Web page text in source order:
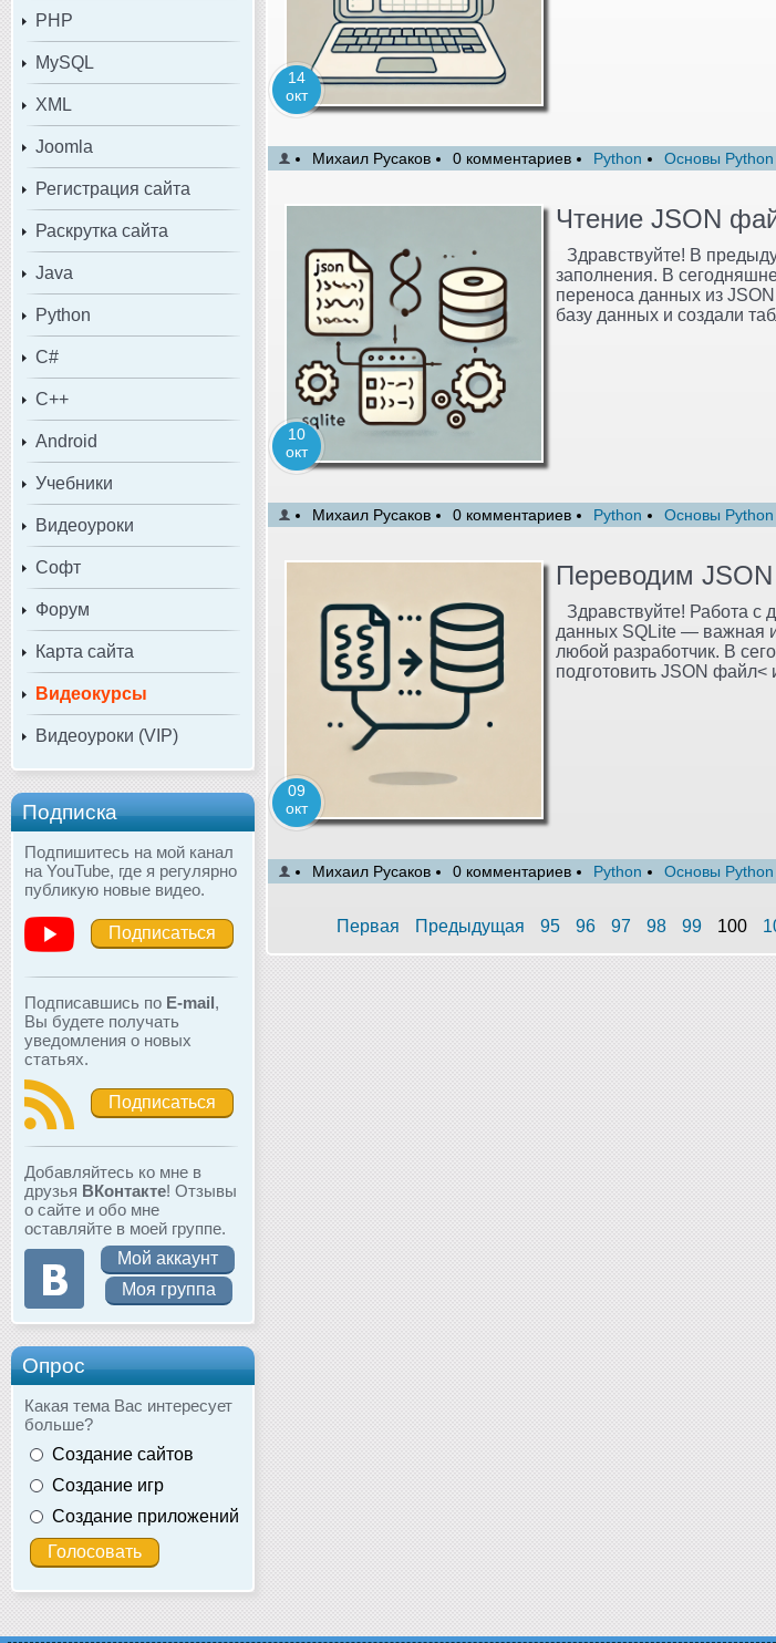
PHP
MySQL
XML
Joomla
Регистрация сайта
Раскрутка сайта
Java
Python
C#
C++
Android
Учебники
Видеоуроки
Софт
Форум
Карта сайта
Видеокурсы
Видеоуроки (VIP)
Подписка
Подпишитесь на мой канал
на YouTube, где я регулярно
публикую новые видео.
Подписаться
Подписавшись по E-mail,
Вы будете получать
уведомления о новых
статьях.
Подписаться
Добавляйтесь ко мне в
друзья ВКонтакте! Отзывы
о сайте и обо мне
оставляйте в моей группе.
Мой аккаунт
Моя группа
Опрос
Какая тема Вас интересует
больше?
Создание сайтов
Создание игр
Создание приложений
14
окт
Михаил Русаков 0 комментариев Python Основы Python
10
окт
Чтение JSON
Здравствуйте! В
заполнения. В
переноса данных из
базу данных и создали
Михаил Русаков 0 комментариев Python Основы Python
09
окт
Переводим
Здравствуйте! Работа с
данных SQLite — важная и
любой разработчик. В
подготовить JSON файл<
Михаил Русаков 0 комментариев Python Основы Python
Первая Предыдущая 95 96 97 98 99 100